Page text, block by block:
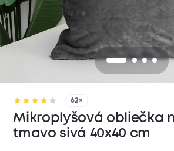
62×
Mikroplyšová obliečka
tmavo sivá 40x40 cm